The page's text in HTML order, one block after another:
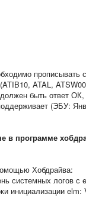
прописывать
ATAL,
быть ответ
(ЭБУ:
в программе
Хобдрайва:
системных логов с
инициализации elm: